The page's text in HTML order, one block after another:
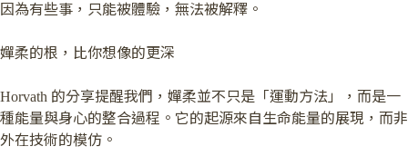
因為有些事，只能被體驗，無法被解釋。
嬋柔的根，比你想像的更深
Horvath 的分享提醒我們，嬋柔並不只是「運動方法」，而是一
種能量與身心的整合過程。它的起源來自生命能量的展現，而非
外在技術的模仿。